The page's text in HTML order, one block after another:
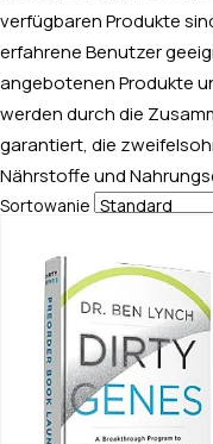
verfügbaren Produkte
erfahrene Benutzer
angebotenen Produkte
werden durch die
garantiert, die
Nährstoffe und
Sortowanie